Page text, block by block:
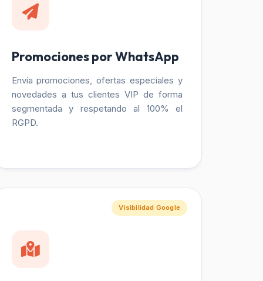
Promociones por WhatsApp
Envía promociones, ofertas especiales y
novedades a tus clientes VIP de forma
segmentada y respetando al 100% el
RGPD.
Visibilidad Google